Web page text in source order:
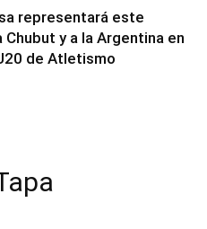
representará este
y a la Argentina en
de Atletismo